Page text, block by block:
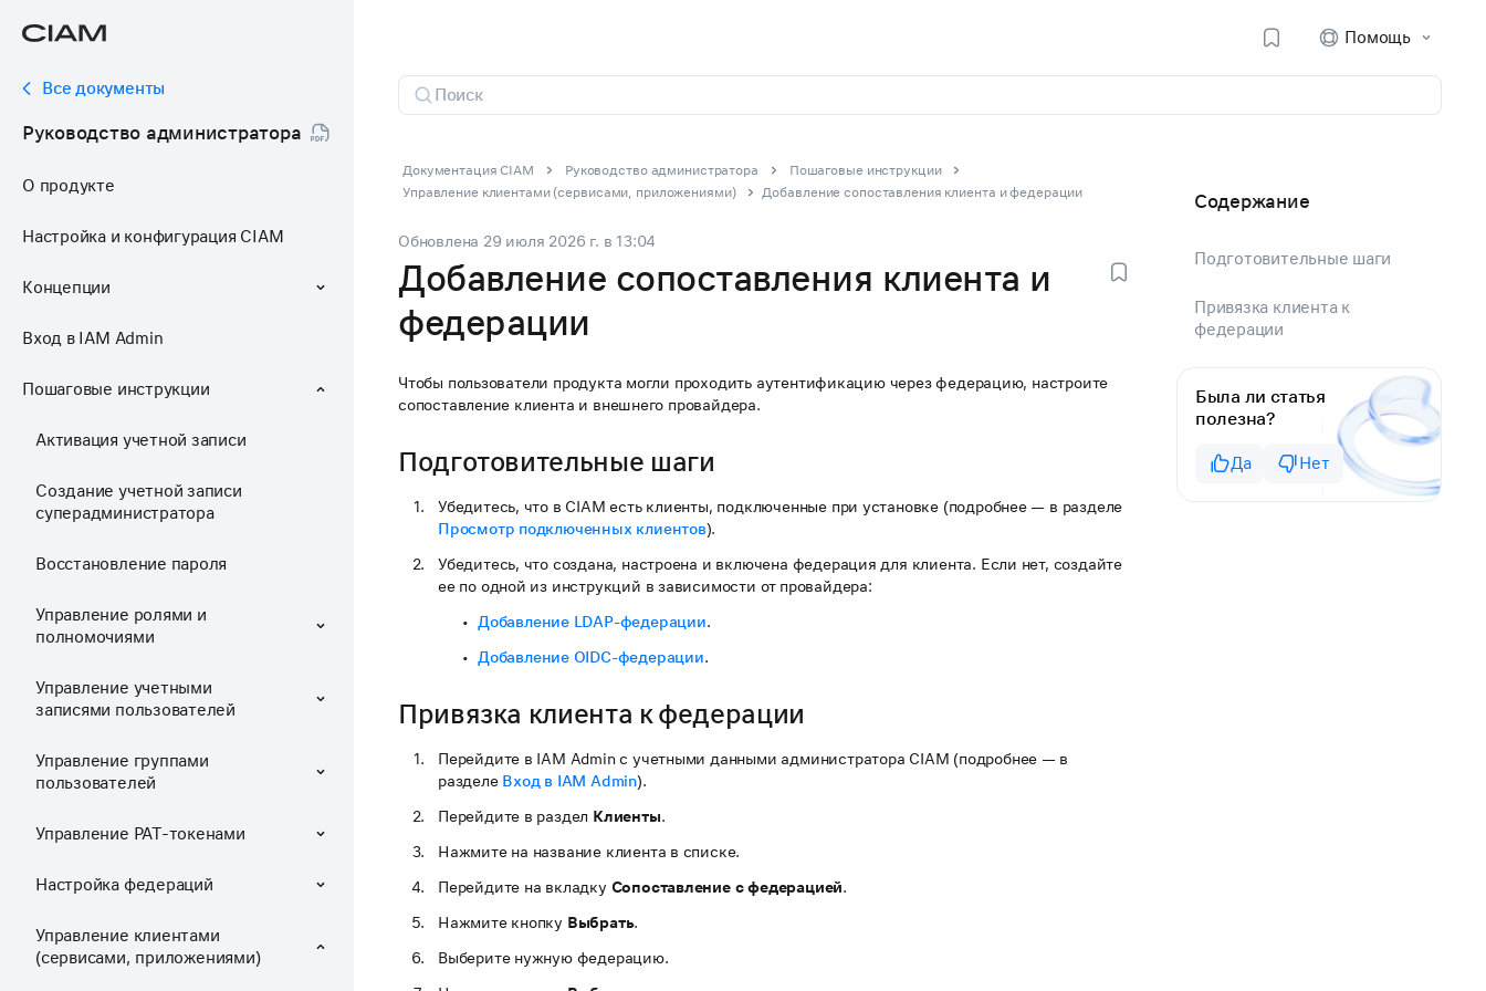
Помощь
Все документы
Руководство администратора
О продукте
Настройка и конфигурация CIAM
Концепции
Вход в IAM Admin
Пошаговые инструкции
Активация учетной записи
Создание учетной записи
суперадминистратора
Восстановление пароля
Управление ролями и
полномочиями
Управление учетными
записями пользователей
Управление группами
пользователей
Управление PAT-токенами
Настройка федераций
Управление клиентами
(сервисами, приложениями)
Документация CIAM Руководство администратора
Пошаговые инструкции
Управление клиентами (сервисами, приложениями)
Добавление сопоставления клиента и федерации
Обновлена 29 июля 2026 г. в 13:04
Добавление сопоставления клиента и
федерации
Чтобы пользователи продукта могли проходить аутентификацию через федерацию, настроите
сопоставление клиента и внешнего провайдера.
Подготовительные шаги
Убедитесь, что в CIAM есть клиенты, подключенные при установке (подробнее — в разделе
Просмотр подключенных клиентов).
Убедитесь, что создана, настроена и включена федерация для клиента. Если нет, создайте
ее по одной из инструкций в зависимости от провайдера:
Добавление LDAP-федерации.
Добавление OIDC-федерации.
Привязка клиента к федерации
Перейдите в IAM Admin с учетными данными администратора CIAM (подробнее — в
разделе Вход в IAM Admin).
Перейдите в раздел Клиенты.
Нажмите на название клиента в списке.
Перейдите на вкладку Сопоставление с федерацией.
Нажмите кнопку Выбрать.
Выберите нужную федерацию.
Содержание
Подготовительные шаги
Привязка клиента к
федерации
Была ли статья
полезна?
Да Нет